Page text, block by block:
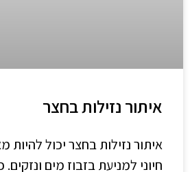
איתור נזילות בחצר
איתור נזילות בחצר יכול להיות
חיוני למניעת בזבוז מים